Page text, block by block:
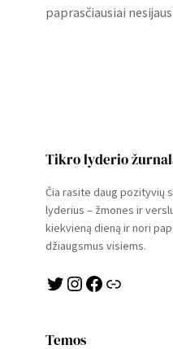
paprasčiausiai
Tikro lyderio
Čia rasite daug pozityvių
lyderius – žmones ir
kiekvieną dieną ir nori
džiaugsmus visiems.
Twitter Instagram Facebook Link
Temos